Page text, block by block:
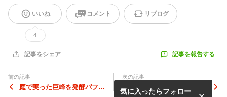
いいね
4
コメント リブログ
記事をシェア 記事を報告する
前の記事
庭で実った巨峰を発酵パフェ
次の記事
パイナップルの芯の活用
術…‼️
気に入ったらフォロー